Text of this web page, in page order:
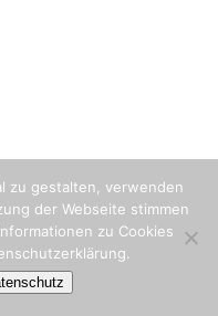
zu gestalten, verwenden
der Webseite stimmen
zu Cookies